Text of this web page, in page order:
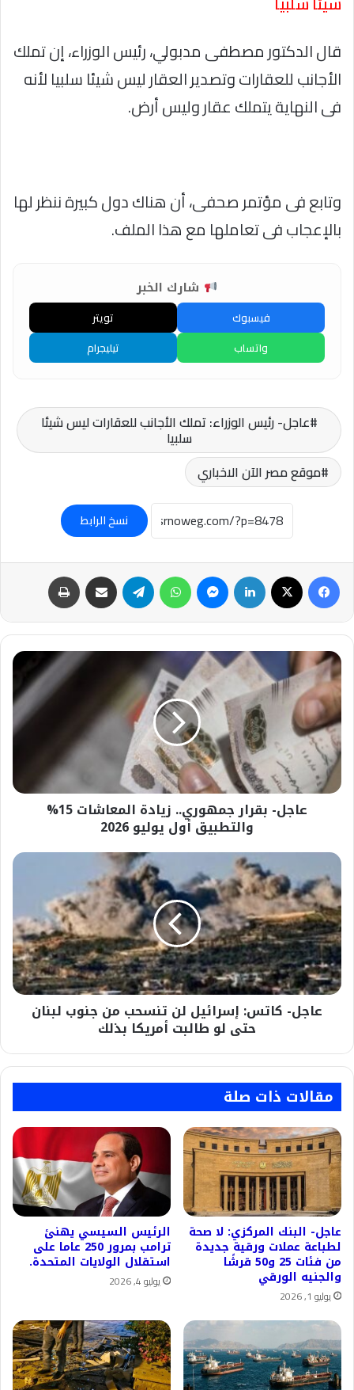
قال الدكتور مصطفى مدبولي، رئيس الوزراء، إن تملك
الأجانب للعقارات وتصدير العقار ليس شيئا سلبيا لأنه
فى النهاية يتملك عقار وليس أرض.
وتابع فى مؤتمر صحفى، أن هناك دول كبيرة ننظر لها
بالإعجاب فى تعاملها مع هذا الملف.
شارك الخبر
فيسبوك
تويتر
واتساب
تيليجرام
عاجل- رئيس الوزراء: تملك الأجانب للعقارات ليس شيئا
سلبيا
موقع مصر الآن الاخباري
نسخ الرابط
فيسبوك لينكدإن ماسنجر واتساب تيلقرام مشاركة عبر البريد
عاجل-
بقرار
جمهوري..
زيادة
المعاشات
15%
والتطبيق
أول
يوليو
عاجل- بقرار جمهوري.. زيادة المعاشات 15%
والتطبيق أول يوليو 2026
عاجل-
كاتس:
إسرائيل
لن
تنسحب
من
جنوب
لبنان
حتى
بذلك
عاجل- كاتس: إسرائيل لن تنسحب من جنوب لبنان
حتى لو طالبت أمريكا بذلك
مقالات ذات صلة
عاجل- البنك المركزي: لا صحة
لطباعة عملات ورقية جديدة
من فئات 25 و50 قرشًا
والجنيه الورقي
يوليو 1, 2026
الرئيس السيسي يهنئ
ترامب بمرور 250 عاما على
استقلال الولايات المتحدة.
يوليو 4, 2026